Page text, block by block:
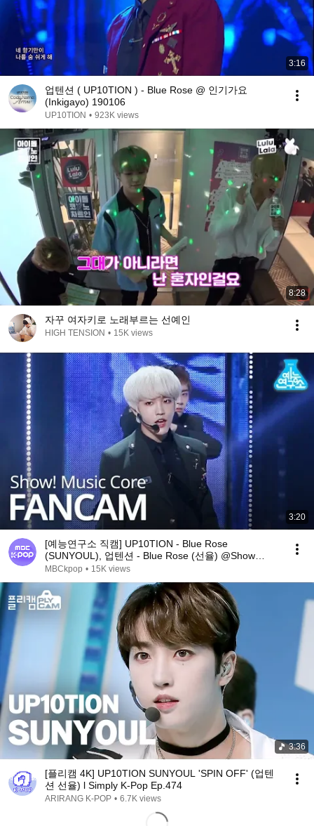
3:16
업텐션 ( UP10TION ) - Blue Rose @ 인기가요
(Inkigayo) 190106
UP10TION • 923K views
8:28
자꾸 여자키로 노래부르는 선예인
HIGH TENSION • 15K views
3:20
[예능연구소 직캠] UP10TION - Blue Rose
(SUNYOUL), 업텐션 - Blue Rose (선율) @Show
Music core 20181222
MBCkpop • 15K views
3:36
[플리캠 4K] UP10TION SUNYOUL 'SPIN OFF' (업텐
션 선율) l Simply K-Pop Ep.474
ARIRANG K-POP • 6.7K views